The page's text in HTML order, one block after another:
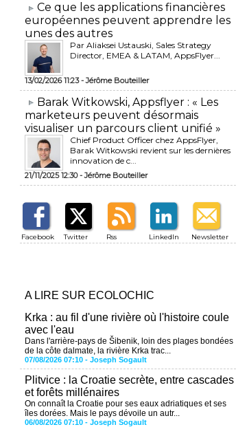
​Ce que les applications financières
européennes peuvent apprendre les
unes des autres
Par Aliaksei Ustauski, Sales Strategy
Director, EMEA & LATAM, AppsFlyer...
13/02/2026 11:23 -Jérôme Bouteiller
​Barak Witkowski, Appsflyer : « Les
marketeurs peuvent désormais
visualiser un parcours client unifié »
Chief Product Officer chez AppsFlyer, ​
Barak Witkowski revient sur les dernières
innovation de c...
21/11/2025 12:30 -Jérôme Bouteiller
Facebook Twitter Rss LinkedIn Newsletter
A LIRE SUR ECOLOCHIC
Krka : au fil d'une rivière où l'histoire coule
avec l'eau
Dans l'arrière-pays de Šibenik, loin des plages bondées
de la côte dalmate, la rivière Krka trac...
07/08/2026 07:10 - Joseph Sogault
Plitvice : la Croatie secrète, entre cascades
et forêts millénaires
On connaît la Croatie pour ses eaux adriatiques et ses
îles dorées. Mais le pays dévoile un autr...
06/08/2026 07:10 - Joseph Sogault